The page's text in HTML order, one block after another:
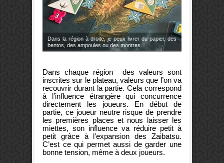
Dans la région à droite, je peux livrer du papier, des
bentos, des ampoules ou des montres.
Dans chaque région des valeurs sont
inscrites sur le plateau, valeurs que l’on va
recouvrir durant la partie. Cela correspond
à l’influence étrangère qui concurrence
directement les joueurs. En début de
partie, ce joueur neutre risque de prendre
les premières places et nous laisser les
miettes, son influence va réduire petit à
petit grâce à l’expansion des Zaibatsu.
C’est ce qui permet aussi de garder une
bonne tension, même à deux joueurs.